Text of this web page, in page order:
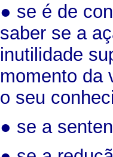
● se é de
saber se a
inutilidade
momento da
o seu
● se a